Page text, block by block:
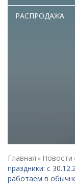
РАСПРОДАЖА
Главная » Новости
праздники: c
работаем в